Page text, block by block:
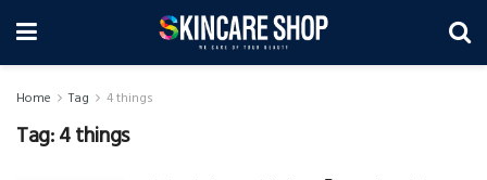
Home Tag 4 things
Tag:4 things